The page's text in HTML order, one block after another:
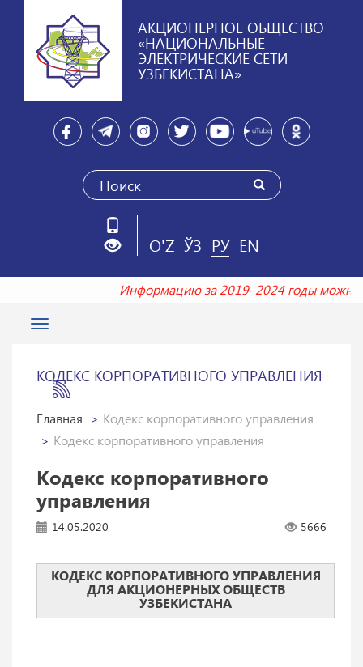
АКЦИОНЕРНОЕ ОБЩЕСТВО
«НАЦИОНАЛЬНЫЕ
ЭЛЕКТРИЧЕСКИЕ СЕТИ
УЗБЕКИСТАНА»
O'Z ЎЗ РУ EN
Информацию за 2019–2024 годы
Toggle
КОДЕКС КОРПОРАТИВНОГО УПРАВЛЕНИЯ
Главная
Кодекс корпоративного управления
Кодекс корпоративного управления
Кодекс корпоративного
управления
14.05.2020 5666
КОДЕКС КОРПОРАТИВНОГО УПРАВЛЕНИЯ
ДЛЯ АКЦИОНЕРНЫХ ОБЩЕСТВ
УЗБЕКИСТАНА